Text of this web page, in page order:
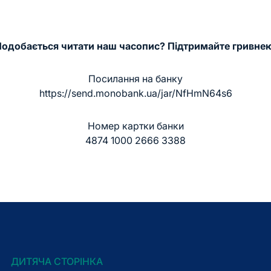
читати наш часопис? Підтримайте
Посилання на банку
https://send.monobank.ua/jar/NfHmN64s6
Номер картки банки
4874 1000 2666 3388
ДИТЯЧА СТОРІНКА